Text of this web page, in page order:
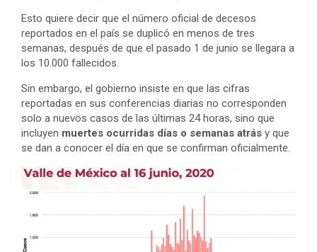
Esto quiere decir que el número oficial de decesos
reportados en el país se duplicó en menos de tres
semanas, después de que el pasado 1 de junio se llegara a
los 10.000 fallecidos.
Sin embargo, el gobierno insiste en que las cifras
reportadas en sus conferencias diarias no corresponden
solo a nuevos casos de las últimas 24 horas, sino que
incluyen muertes ocurridas días o semanas atrás y que
se dan a conocer el día en que se confirman oficialmente.